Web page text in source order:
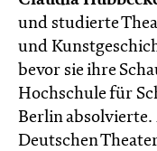
und studierte
und
bevor sie ihre
Hochschule für
Berlin absolvierte.
Deutschen